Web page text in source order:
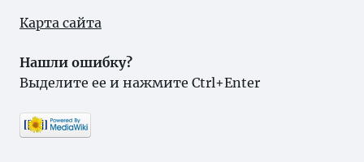
Карта сайта
Нашли ошибку?
Выделите ее и нажмите Ctrl+Enter